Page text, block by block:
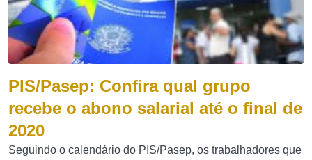
PIS/Pasep: Confira qual grupo
recebe o abono salarial até o final de
2020
Seguindo o calendário do PIS/Pasep, os trabalhadores que